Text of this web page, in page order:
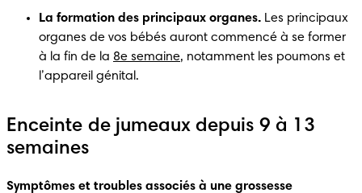
La formation des principaux organes. Les principaux
organes de vos bébés auront commencé à se former
à la fin de la 8e semaine, notamment les poumons et
l’appareil génital.
Enceinte de jumeaux depuis 9 à 13
semaines
Symptômes et troubles associés à une grossesse